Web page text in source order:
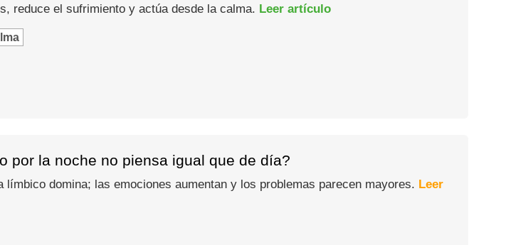
reduce el sufrimiento y actúa desde la calma. Leer artículo
por la noche no piensa igual que de día?
domina; las emociones aumentan y los problemas parecen mayores. Leer